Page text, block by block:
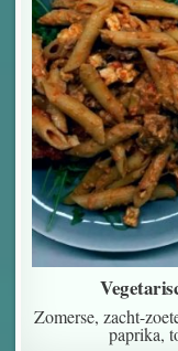
Zomerse, zacht-
paprika,